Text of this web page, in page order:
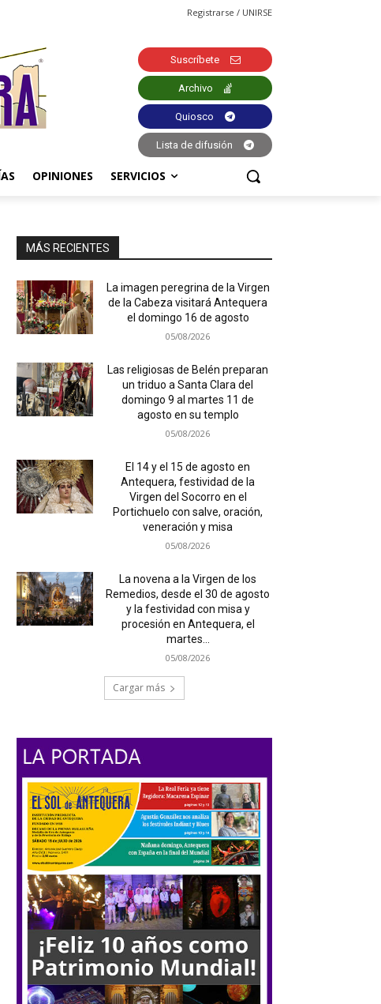
Registrarse / UNIRSE
Suscríbete
Archivo
Quiosco
Lista de difusión
OPINIONES SERVICIOS
MÁS RECIENTES
La imagen peregrina de la Virgen
de la Cabeza visitará Antequera
el domingo 16 de agosto
05/08/2026
Las religiosas de Belén preparan
un triduo a Santa Clara del
domingo 9 al martes 11 de
agosto en su templo
05/08/2026
El 14 y el 15 de agosto en
Antequera, festividad de la
Virgen del Socorro en el
Portichuelo con salve, oración,
veneración y misa
05/08/2026
La novena a la Virgen de los
Remedios, desde el 30 de agosto
y la festividad con misa y
procesión en Antequera, el
martes...
05/08/2026
Cargar más